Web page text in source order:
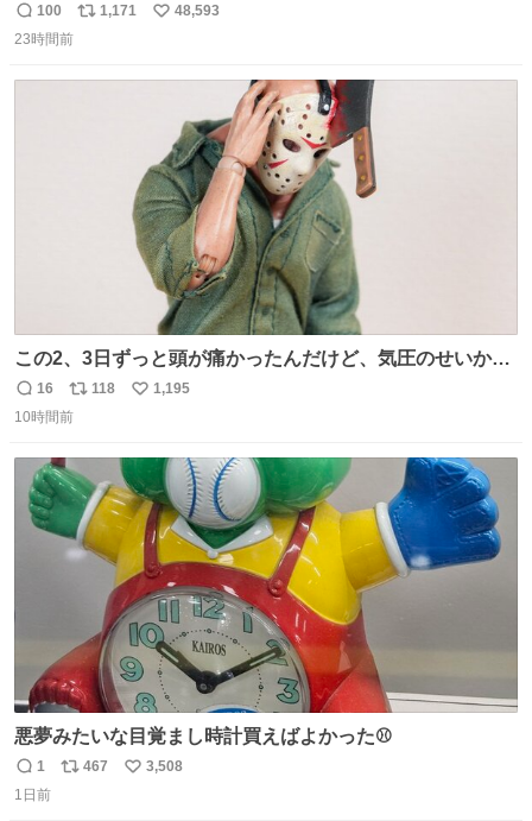
返
信
100
リ
1,171
い
48,593
23時間前
この2、3日ずっと頭が痛かったんだけど、気圧のせいかし
ら…
返
信
16
リ
ポ
ト
数
118
い
1,195
10時間前
悪夢みたいな目覚まし時計買えばよかった⚾
返
信
1
リ
467
い
3,508
1日前